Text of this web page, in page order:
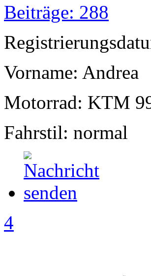
Beiträge: 288
Vorname: Andrea
Motorrad: KTM
Fahrstil: normal
4